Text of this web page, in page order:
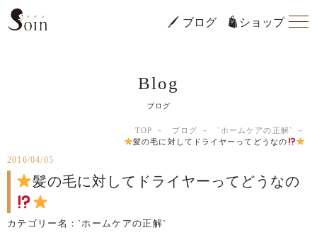
ブログ ショップ
Blog
ブログ
TOP ブログ
`ホームケアの正解`
髪の毛に対してドライヤーってどうなの
2016/04/05
髪の毛に対してドライヤーってどうなの
カテゴリー名： `ホームケアの正解`